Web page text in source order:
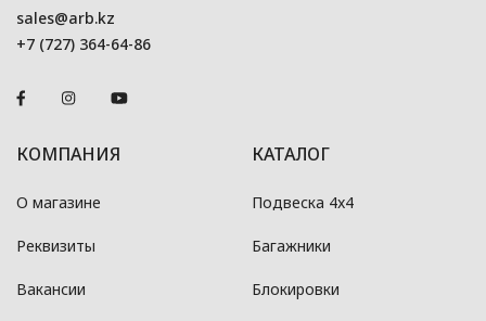
sales@arb.kz
+7 (727) 364-64-86
КОМПАНИЯ
О магазине
Реквизиты
Вакансии
КАТАЛОГ
Подвеска 4x4
Багажники
Блокировки